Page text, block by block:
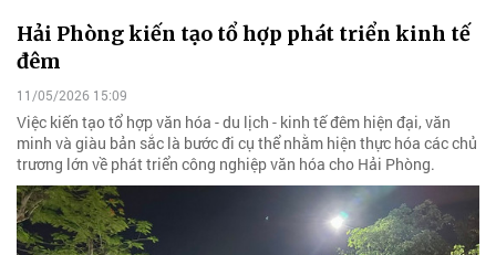
Hải Phòng kiến tạo tổ hợp phát triển kinh tế
đêm
11/05/2026 15:09
Việc kiến tạo tổ hợp văn hóa - du lịch - kinh tế đêm hiện đại, văn
minh và giàu bản sắc là bước đi cụ thể nhằm hiện thực hóa các chủ
trương lớn về phát triển công nghiệp văn hóa cho Hải Phòng.